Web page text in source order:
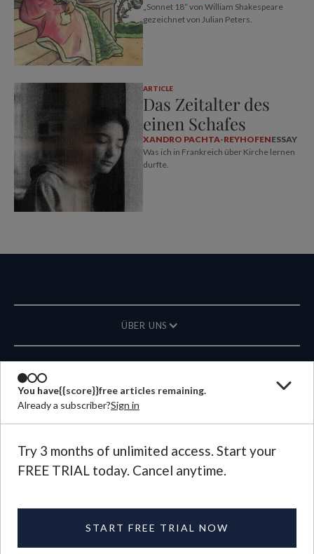
You have{{score}}free articles remaining.
Already a subscriber?Sign in
Try 3 months of unlimited access. Start your
FREE TRIAL today. Cancel anytime.
START FREE TRIAL NOW
„Sonnet 18“ von William Shakespeare
gezeichnet von Julian Peters.
ARTICLE
Das Zeitalter des
einen Schafes
XANDRO PACHTA-REYHOFENESSAY
Was ich in Frankreich über Kirche lernen
durfte.
ÜBER UNS
KONTAKT
SPRACHE
©2026Plough Publishing House.
Privacy Policy Terms of Use